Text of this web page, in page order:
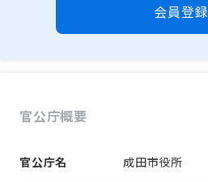
会員登録
官公庁概要
官公庁名 成田市役所